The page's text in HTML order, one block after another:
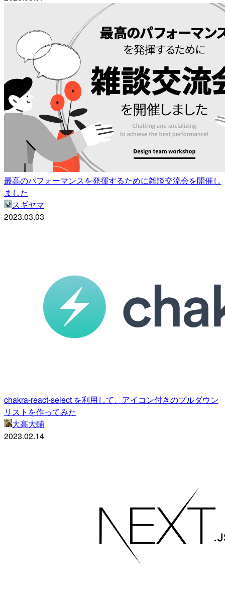
最高のパフォーマンスを発揮するために雑談交流会を開催し
ました
スギヤマ
2023.03.03
chakra-react-select を利用して、アイコン付きのプルダウン
リストを作ってみた
大高大輔
2023.02.14